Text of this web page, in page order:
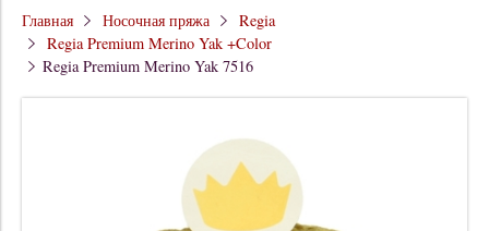
Главная Носочная пряжа
Regia
Regia Premium Merino Yak +Color
Regia Premium Merino Yak 7516